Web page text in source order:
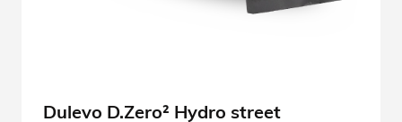
Dulevo D.Zero² Hydro street